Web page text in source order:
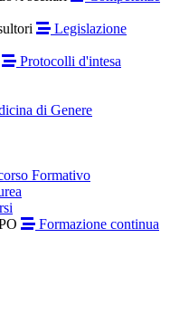
Legislazione
Protocolli d'intesa
di Genere
Formativo
Formazione continua